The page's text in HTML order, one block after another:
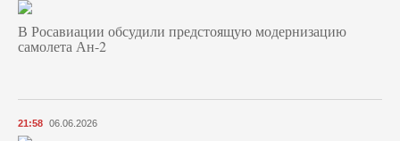
В Росавиации обсудили предстоящую модернизацию
самолета Ан-2
21:58 06.06.2026